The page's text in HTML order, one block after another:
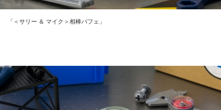
「＜サリー ＆ マイク＞相棒パフェ」